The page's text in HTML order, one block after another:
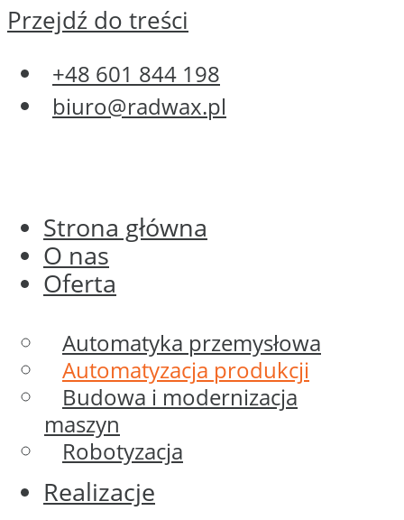
Przejdź do treści
+48 601 844 198
biuro@radwax.pl
Strona główna
O nas
Oferta
Automatyka przemysłowa
Automatyzacja produkcji
Budowa i modernizacja
maszyn
Robotyzacja
Realizacje